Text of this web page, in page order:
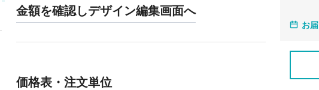
金額を確認しデザイン編集画面へ
価格表・注文単位
お